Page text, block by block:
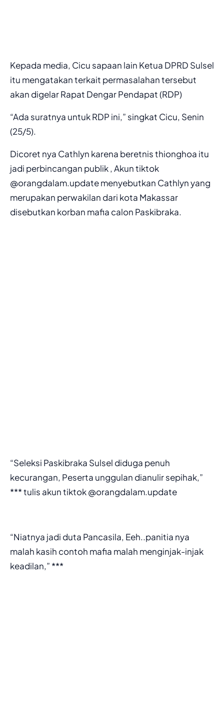
Kepada media, Cicu sapaan lain Ketua DPRD Sulsel
itu mengatakan terkait permasalahan tersebut
akan digelar Rapat Dengar Pendapat (RDP)
“Ada suratnya untuk RDP ini,” singkat Cicu, Senin
(25/5).
Dicoret nya Cathlyn karena beretnis thionghoa itu
jadi perbincangan publik , Akun tiktok
@orangdalam.update menyebutkan Cathlyn yang
merupakan perwakilan dari kota Makassar
disebutkan korban mafia calon Paskibraka.
“Seleksi Paskibraka Sulsel diduga penuh
kecurangan, Peserta unggulan dianulir sepihak,”
*** tulis akun tiktok @orangdalam.update
“Niatnya jadi duta Pancasila, Eeh..panitia nya
malah kasih contoh mafia malah menginjak-injak
keadilan,” ***